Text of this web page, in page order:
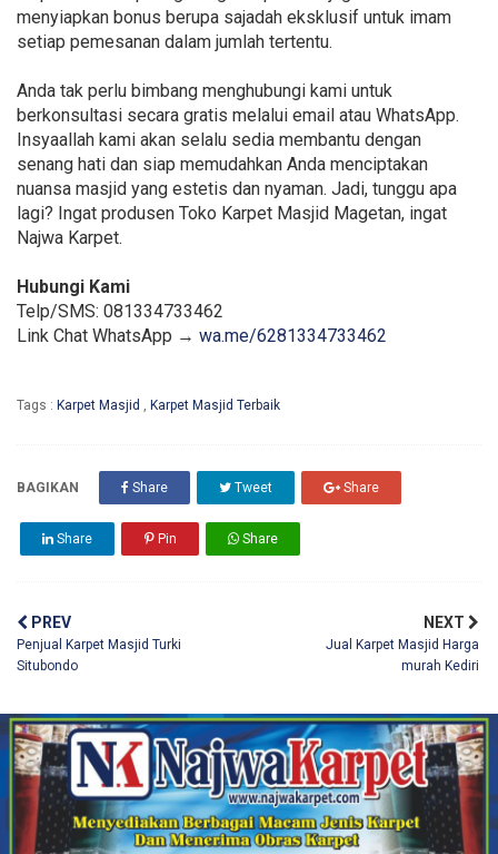
menyiapkan bonus berupa sajadah eksklusif untuk imam
setiap pemesanan dalam jumlah tertentu.
Anda tak perlu bimbang menghubungi kami untuk
berkonsultasi secara gratis melalui email atau WhatsApp.
Insyaallah kami akan selalu sedia membantu dengan
senang hati dan siap memudahkan Anda menciptakan
nuansa masjid yang estetis dan nyaman. Jadi, tunggu apa
lagi? Ingat produsen Toko Karpet Masjid Magetan, ingat
Najwa Karpet.
Hubungi Kami
Telp/SMS: 081334733462
Link Chat WhatsApp → wa.me/6281334733462
Tags : Karpet Masjid , Karpet Masjid Terbaik
BAGIKAN Share Tweet Share
Share Pin Share
PREV
Penjual Karpet Masjid Turki
Situbondo
NEXT
Jual Karpet Masjid Harga
murah Kediri